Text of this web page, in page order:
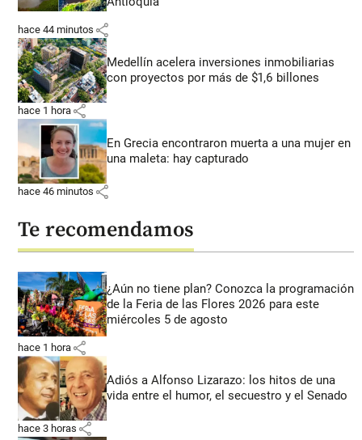
hace 44 minutos share
Medellín acelera inversiones inmobiliarias
con proyectos por más de $1,6 billones
hace 1 hora share
En Grecia encontraron muerta a una mujer en
una maleta: hay capturado
hace 46 minutos share
Te recomendamos
¿Aún no tiene plan? Conozca la programación
de la Feria de las Flores 2026 para este
miércoles 5 de agosto
hace 1 hora share
Adiós a Alfonso Lizarazo: los hitos de una
vida entre el humor, el secuestro y el Senado
hace 3 horas share